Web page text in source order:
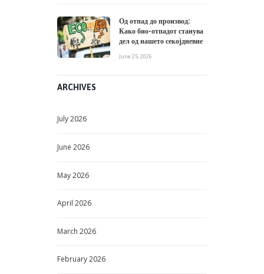
Од отпад до производ:
Како био-отпадот станува
дел од нашето секојдневие
June 25, 2026
ARCHIVES
July2026
June 2026
May2026
April 2026
March 2026
February2026